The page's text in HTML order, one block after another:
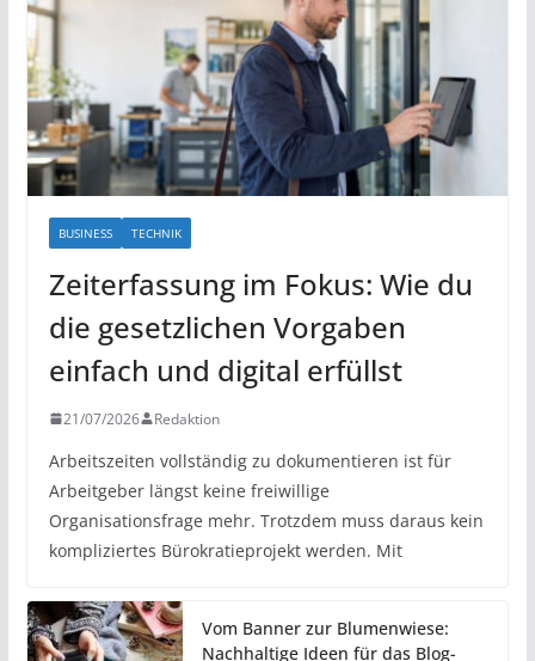
BUSINESS TECHNIK
Zeiterfassung im Fokus: Wie du
die gesetzlichen Vorgaben
einfach und digital erfüllst
21/07/2026 Redaktion
Arbeitszeiten vollständig zu dokumentieren ist für
Arbeitgeber längst keine freiwillige
Organisationsfrage mehr. Trotzdem muss daraus kein
kompliziertes Bürokratieprojekt werden. Mit
Vom Banner zur Blumenwiese:
Nachhaltige Ideen für das Blog-